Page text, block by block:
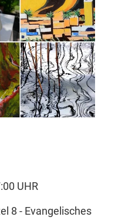
UHR
8 - Evangelisches